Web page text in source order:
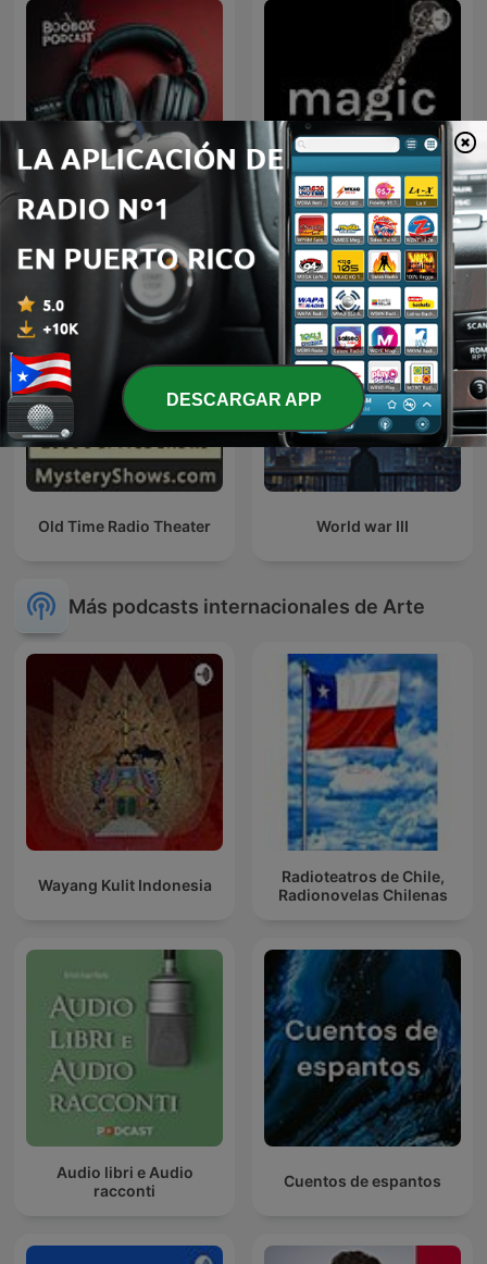
magic
Old Time Radio Theater World war III
Más podcasts internacionales de Arte
Wayang Kulit Indonesia
Radioteatros de Chile,
Radionovelas Chilenas
Audio libri e Audio
racconti
Cuentos de espantos
DESCARGAR APP